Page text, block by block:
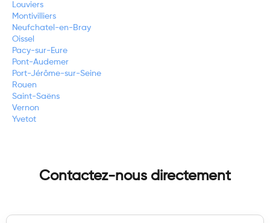
Louviers
Montivilliers
Neufchatel-en-Bray
Oissel
Pacy-sur-Eure
Pont-Audemer
Port-Jérôme-sur-Seine
Rouen
Saint-Saëns
Vernon
Yvetot
Contactez-nous directement